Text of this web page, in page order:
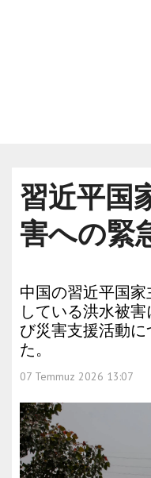
習近平国
害への緊
中国の習近平国
している洪水被
び災害支援活動
た。
07 Temmuz 2026 13:07